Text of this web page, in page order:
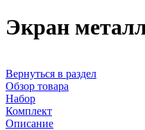
Экран
Вернуться в раздел
Обзор товара
Набор
Комплект
Описание